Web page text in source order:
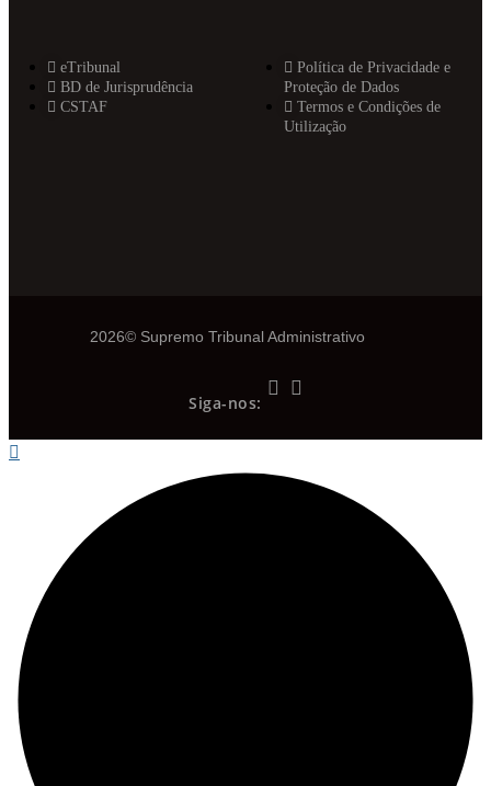
eTribunal
BD de Jurisprudência
CSTAF
Política de Privacidade e
Proteção de Dados
Termos e Condições de
Utilização
2026© Supremo Tribunal Administrativo
Siga-nos: